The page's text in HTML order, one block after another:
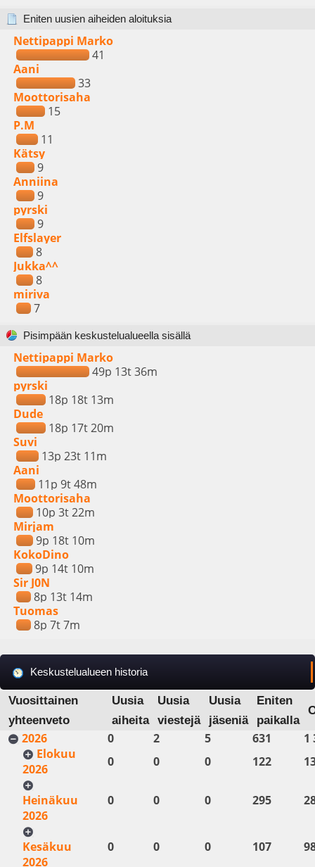
Eniten uusien aiheiden aloituksia
Nettipappi Marko
41
Aani
33
Moottorisaha
15
P.M
11
Kätsy
9
Anniina
9
pyrski
9
Elfslayer
8
Jukka^^
8
miriva
7
Pisimpään keskustelualueella sisällä
Nettipappi Marko
49p 13t 36m
pyrski
18p 18t 13m
Dude
18p 17t 20m
Suvi
13p 23t 11m
Aani
11p 9t 48m
Moottorisaha
10p 3t 22m
Mirjam
9p 18t 10m
KokoDino
9p 14t 10m
Sir J0N
8p 13t 14m
Tuomas
8p 7t 7m
Keskustelualueen historia
Vuosittainen
yhteenveto
Uusia
aiheita
Uusia
viestejä
Uusia
jäseniä
Eniten
paikalla
2026 0 2 5 631
1
Elokuu
2026
0 0 0 122
Heinäkuu
2026
0 0 0 295
Kesäkuu
2026
0 0 0 107